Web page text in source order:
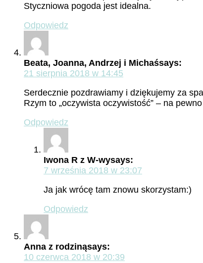
Styczniowa pogoda jest idealna.
Odpowiedz
Beata, Joanna, Andrzej i Michaśsays:
21 sierpnia 2018 w 14:45
Serdecznie pozdrawiamy i dziękujemy za
Rzym to „oczywista oczywistość” – na
Odpowiedz
Iwona R z W-wysays:
7 września 2018 w 23:07
Ja jak wrócę tam znowu skorzystam:)
Odpowiedz
Anna z rodzinąsays:
10 czerwca 2018 w 20:39